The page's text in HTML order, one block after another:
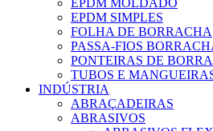
EPDM MOLDADO
EPDM SIMPLES
FOLHA DE BORRACHA
PASSA-FIOS
PONTEIRAS DE
TUBOS E
INDÚSTRIA
ABRAÇADEIRAS
ABRASIVOS